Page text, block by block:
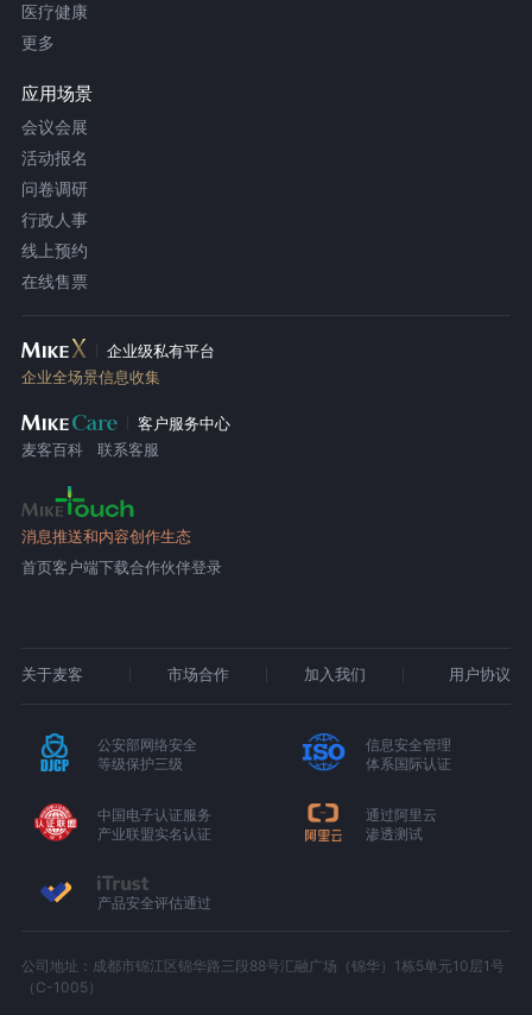
医疗健康
更多
应用场景
会议会展
活动报名
问卷调研
行政人事
线上预约
在线售票
企业级私有平台
企业全场景信息收集
客户服务中心
麦客百科
联系客服
消息推送和内容创作生态
首页客户端下载合作伙伴登录
关于麦客 市场合作 加入我们 用户协议
公安部网络安全
等级保护三级
信息安全管理
体系国际认证
中国电子认证服务
产业联盟实名认证
通过阿里云
渗透测试
产品安全评估通过
公司地址：成都市锦江区锦华路三段88号汇融广场（锦华）1栋5单元10层1号
（C-1005）